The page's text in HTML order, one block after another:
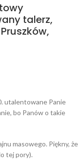
talerz,
utalentowane Panie
bo Panów o takie
masowego. Piękny, że
tej pory).